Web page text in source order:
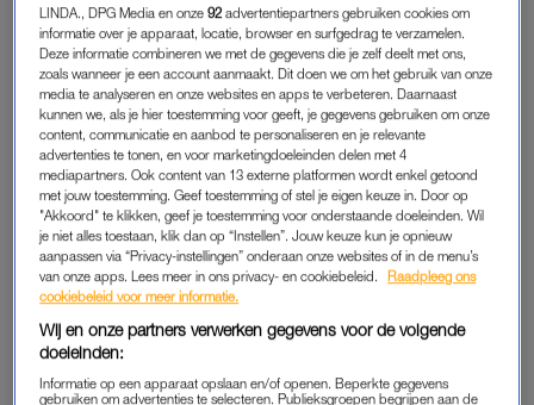
renden rondjes, kregen daar enveloppen voor en moesten dan
met een liggende en een staande envelop tot het juiste
nummer komen. Door de borden goed op de tribune te
plaatsen, zou er een bedrag te voorschijn komen. Of zoiets.
We zagen veel gehol, veel gehijg en veel frustraties. Wat er nou
in die enveloppen zat en hoe dat werkte, werd nooit helemaal
duidelijk.
HET BROEKJE VAN KEES
Anna trad aan om de eerste stoelnummers door te geven toen
haar microfoon het ineens niet meer deed, een probleem dat
elk seizoen ten minste in één maar gerust in meerdere
afleveringen voorkomt. Daarna nam Kees het van haar over
LINDA., DPG Media en onze92 advertentiepartners gebruiken cookies om
informatie over je apparaat, locatie, browser en surfgedrag te verzamelen.
Deze informatie combineren we met de gegevens die je zelf deelt met ons,
zoals wanneer je een account aanmaakt. Dit doen we om het gebruik van onze
media te analyseren en onze websites en apps te verbeteren. Daarnaast
kunnen we, als je hier toestemming voor geeft, je gegevens gebruiken om onze
content, communicatie en aanbod te personaliseren en je relevante
advertenties te tonen, en voor marketingdoeleinden delen met 4
mediapartners. Ook content van 13 externe platformen wordt enkel getoond
met jouw toestemming. Geef toestemming of stel je eigen keuze in. Door op
"Akkoord" te klikken, geef je toestemming voor onderstaande doeleinden. Wil
je niet alles toestaan, klik dan op “Instellen”. Jouw keuze kun je opnieuw
aanpassen via “Privacy-instellingen” onderaan onze websites of in de menu’s
van onze apps. Lees meer in ons privacy- en cookiebeleid.
Raadpleeg ons
cookiebeleid voor meer informatie.
Wij en onze partners verwerken gegevens voor de volgende
doeleinden:
Informatie op een apparaat opslaan en/of openen. Beperkte gegevens
gebruiken om advertenties te selecteren. Publieksgroepen begrijpen aan de